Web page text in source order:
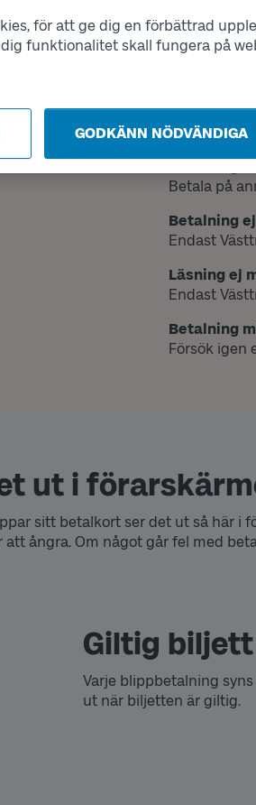
för att ge dig en förbättrad
funktionalitet skall fungera på
GODKÄNN NÖDVÄNDIGA
Försök igen
Din mobila
Kortläsare
Betala på
Betala på
Betalning
Endast
Läsning ej
Endast
Betalning
Försök igen
ut i
sitt betalkort ser det ut så här i
ångra. Om något går fel med
Giltig biljett
Varje blippbetalning
ut när biljetten är giltig.